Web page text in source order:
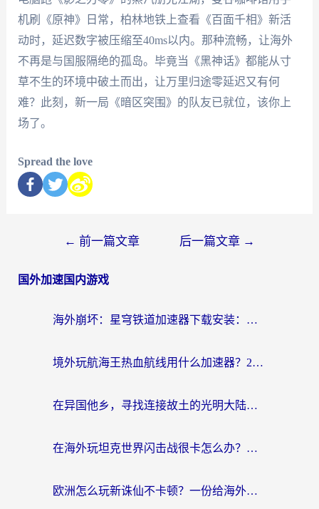
机刷《原神》日常，柏林地铁上查看《百面千相》新活
动时，延迟数字被压缩至40ms以内。那种流畅，让海外
不再是与国服隔绝的孤岛。毕竟当《黑神话》都能从寸
草不生的环境中破土而出，让万里归途零延迟又有何
难？此刻，新一局《暗区突围》的队友已就位，该你上
场了。
Spread the love
← 前一篇文章 后一篇文章 →
国外加速国内游戏
海外崩坏：星穹铁道加速器下载安装：一份给游子的终极网络指南
境外玩航海王热血航线用什么加速器？2026海外玩家实测最优方案（附欧洲问道堡垒前线加速技巧）
在异国他乡，寻找连接故土的光明大陆免费加速器
在海外玩坦克世界闪击战很卡怎么办？老玩家亲测有效的加速器选择指南
欧洲怎么玩新诛仙不卡顿？一份给海外游子的国服游戏畅玩指南